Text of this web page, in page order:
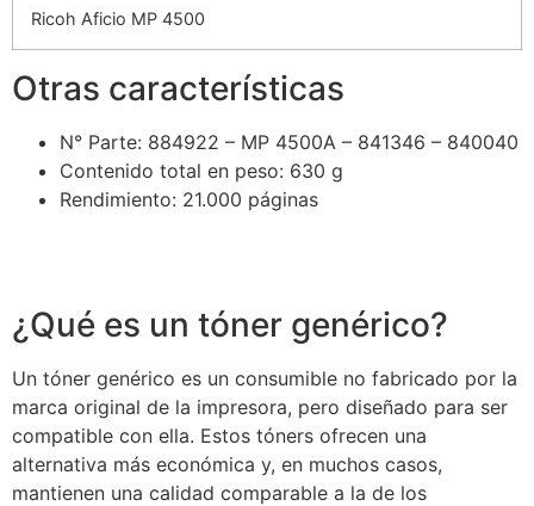
Ricoh Aficio MP 4500
Otras características
N° Parte: 884922 – MP 4500A – 841346 – 840040
Contenido total en peso: 630 g
Rendimiento: 21.000 páginas
¿Qué es un tóner genérico?
Un tóner genérico es un consumible no fabricado por la
marca original de la impresora, pero diseñado para ser
compatible con ella. Estos tóners ofrecen una
alternativa más económica y, en muchos casos,
mantienen una calidad comparable a la de los